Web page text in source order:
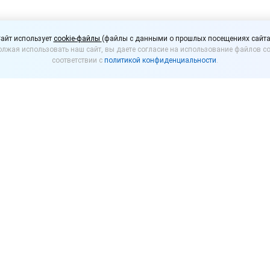
смогут
использует cookie-файлы (файлы с данными о прошлых посещениях
использовать наш сайт, вы даете согласие на использование файлов
соответствии с политикой конфиденциальности.